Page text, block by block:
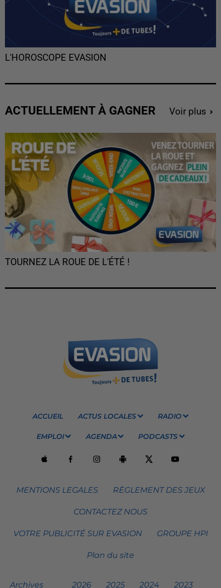
L'HOROSCOPE EVASION
ACTUELLEMENT À GAGNER Voir plus
TOURNEZ LA ROUE DE L'ÉTÉ !
ACCUEIL ACTUS LOCALES RADIO
EMPLOI AGENDA PODCASTS
MENTIONS LEGALES RÈGLEMENT DES JEUX
CONTACTEZ NOUS
VOTRE PUBLICITÉ SUR EVASION GROUPE HPI
Plan du site
Archives 2026 2025 2024 2023